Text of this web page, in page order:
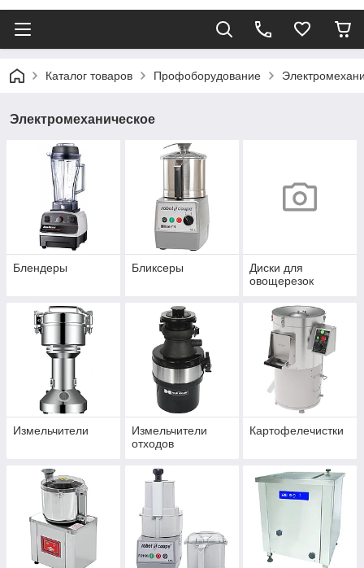
Каталог товаров Профоборудование
Электромеханическое
Блендеры Бликсеры
Диски для
овощерезок
Измельчители
Измельчители
отходов
Картофелечистки